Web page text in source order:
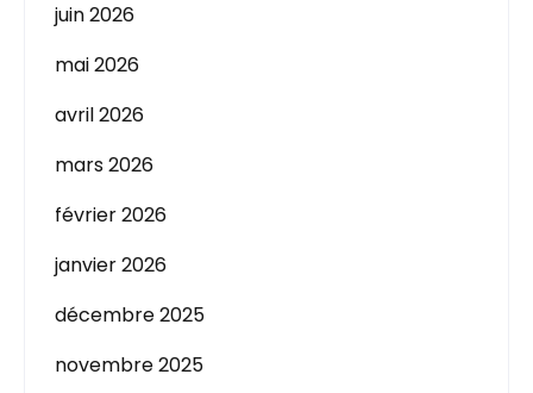
juin 2026
mai 2026
avril 2026
mars 2026
février 2026
janvier 2026
décembre 2025
novembre 2025